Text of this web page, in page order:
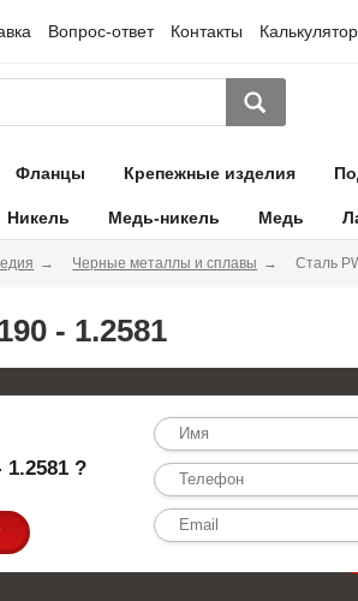
Вопрос-ответ Контакты
Фланцы Крепежные изделия
Никель Медь-никель Медь
Черные металлы и сплавы Сталь
- 1.2581
1.2581 ?